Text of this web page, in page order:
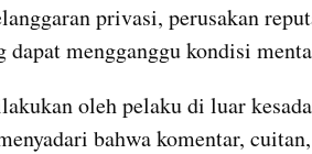
privasi, perusakan
dapat mengganggu kondisi
oleh pelaku di luar
bahwa komentar,